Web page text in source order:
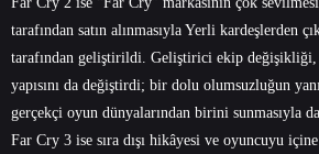
tarafından satın alınmasıyla Yerli kardeşlerden
tarafından geliştirildi. Geliştirici ekip değişikliği,
yapısını da değiştirdi; bir dolu olumsuzluğun
gerçekçi oyun dünyalarından birini sunmasıyla
Far Cry 3 ise sıra dışı hikâyesi ve oyuncuyu içine